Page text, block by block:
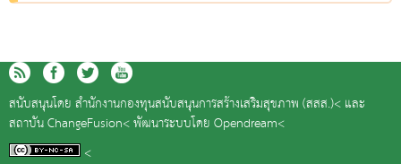
สนับสนุนโดย สำนักงานกองทุนสนับสนุนการสร้างเสริมสุขภาพ (สสส.)< และ
สถาบัน ChangeFusion<พัฒนาระบบโดย Opendream<
<